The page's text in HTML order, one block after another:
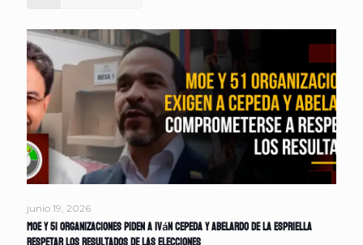
junio 19, 2026
MOE y 51 organizaciones piden a Iván Cepeda y Abelardo de la Espriella